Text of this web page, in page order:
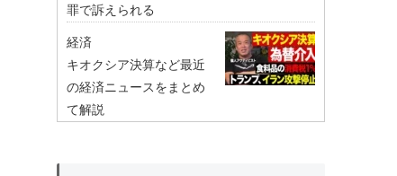
罪で訴えられる
経済
キオクシア決算など最近
の経済ニュースをまとめ
て解説